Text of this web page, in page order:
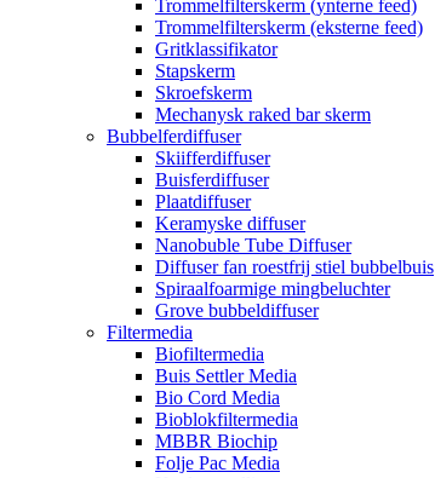
Trommelfilterskerm (ynterne feed)
Trommelfilterskerm (eksterne feed)
Gritklassifikator
Stapskerm
Skroefskerm
Mechanysk raked bar skerm
Bubbelferdiffuser
Skiifferdiffuser
Buisferdiffuser
Plaatdiffuser
Keramyske diffuser
Nanobuble Tube Diffuser
Diffuser fan roestfrij stiel bubbelbuis
Spiraalfoarmige mingbeluchter
Grove bubbeldiffuser
Filtermedia
Biofiltermedia
Buis Settler Media
Bio Cord Media
Bioblokfiltermedia
MBBR Biochip
Folje Pac Media